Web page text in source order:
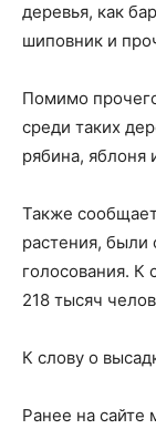
деревья, как
шиповник и
Помимо
среди таких
рябина, яблоня
Также
растения, были
голосования. К
218 тысяч
К слову о
Ранее на сайте